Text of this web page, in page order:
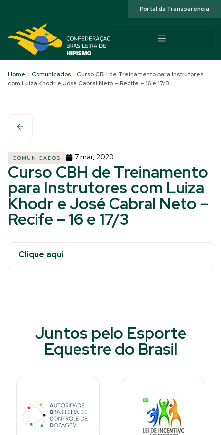
Portal da Transparência
Home > Comunicados > Curso CBH de Treinamento para Instrutores
com Luiza Khodr e José Cabral Neto – Recife – 16 e 17/3
COMUNICADOS 7 mar, 2020
Curso CBH de Treinamento
para Instrutores com Luiza
Khodr e José Cabral Neto –
Recife – 16 e 17/3
Clique aqui
Juntos pelo Esporte
Equestre do Brasil